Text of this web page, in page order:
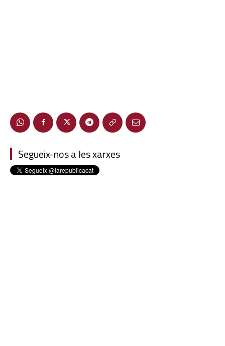
Segueix-nos a les xarxes